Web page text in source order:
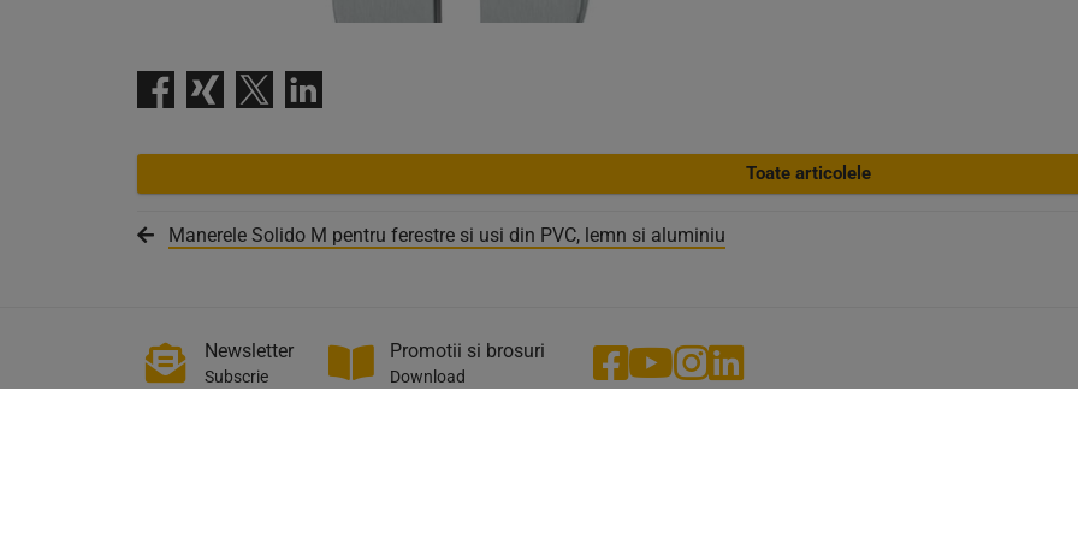
Toate articolele
Manerele Solido M pentru ferestre si usi din PVC, lemn si aluminiu
Newsletter
Subscrie
Promotii si brosuri
Download